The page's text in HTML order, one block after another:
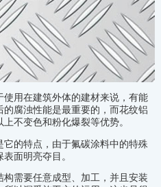
用在建筑外体的建材来说，有能
腐浊性能是最重要的，而花纹铝
不变色和粉化爆裂等优势。
的特点，由于氟碳涂料中的特殊
面明亮夺目。
需要任意成型、加工，并且安装